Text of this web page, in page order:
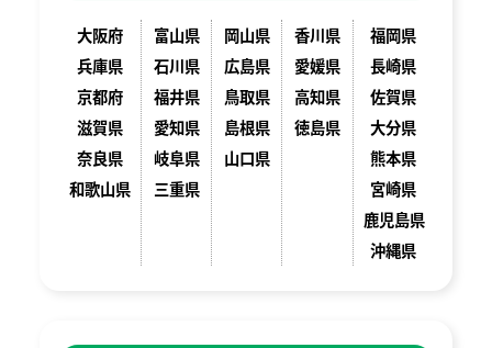
大阪府
兵庫県
京都府
滋賀県
奈良県
和歌山県
富山県
石川県
福井県
愛知県
岐阜県
三重県
岡山県
広島県
鳥取県
島根県
山口県
香川県
愛媛県
高知県
徳島県
福岡県
長崎県
佐賀県
大分県
熊本県
宮崎県
鹿児島県
沖縄県